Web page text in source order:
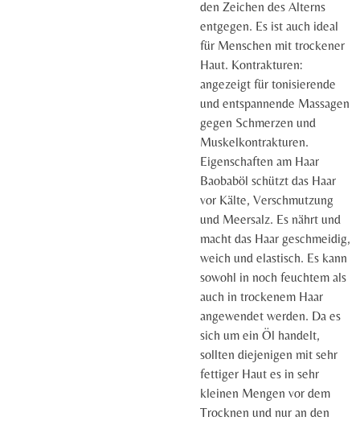
den Zeichen des Alterns
entgegen. Es ist auch ideal
für Menschen mit trockener
Haut. Kontrakturen:
angezeigt für tonisierende
und entspannende Massagen
gegen Schmerzen und
Muskelkontrakturen.
Eigenschaften am Haar
Baobaböl schützt das Haar
vor Kälte, Verschmutzung
und Meersalz. Es nährt und
macht das Haar geschmeidig,
weich und elastisch. Es kann
sowohl in noch feuchtem als
auch in trockenem Haar
angewendet werden. Da es
sich um ein Öl handelt,
sollten diejenigen mit sehr
fettiger Haut es in sehr
kleinen Mengen vor dem
Trocknen und nur an den